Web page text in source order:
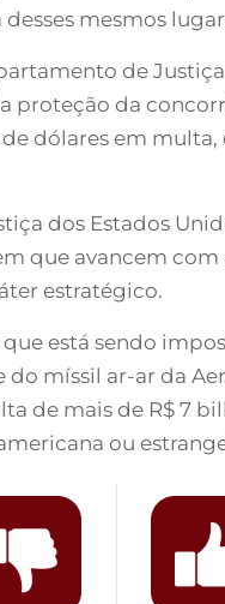
mesmos
de
proteção da
dólares em multa,
dos Estados
que avancem
estratégico.
está sendo
míssil ar-ar da
de mais de R$ 7
ou